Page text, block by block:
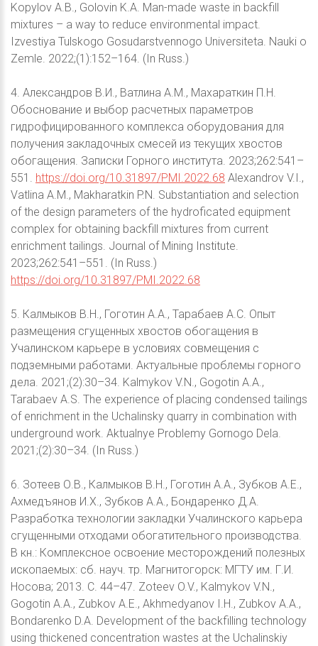
Kopylov A.B., Golovin K.A. Man-made waste in backfill
mixtures – a way to reduce environmental impact.
Izvestiya Tulskogo Gosudarstvennogo Universiteta. Nauki o
Zemle. 2022;(1):152–164. (In Russ.)
4. Александров В.И., Ватлина А.М., Махараткин П.Н.
Обоснование и выбор расчетных параметров
гидрофицированного комплекса оборудования для
получения закладочных смесей из текущих хвостов
обогащения. Записки Горного института. 2023;262:541–
551. https://doi.org/10.31897/PMI.2022.68 Alexandrov V.I.,
Vatlina A.M., Makharatkin P.N. Substantiation and selection
of the design parameters of the hydroficated equipment
complex for obtaining backfill mixtures from current
enrichment tailings. Journal of Mining Institute.
2023;262:541–551. (In Russ.)
https://doi.org/10.31897/PMI.2022.68
5. Калмыков В.Н., Гоготин А.А., Тарабаев А.С. Опыт
размещения сгущенных хвостов обогащения в
Учалинском карьере в условиях совмещения с
подземными работами. Актуальные проблемы горного
дела. 2021;(2):30–34. Kalmykov V.N., Gogotin A.A.,
Tarabaev A.S. The experience of placing condensed tailings
of enrichment in the Uchalinsky quarry in combination with
underground work. Aktualnye Problemy Gornogo Dela.
2021;(2):30–34. (In Russ.)
6. Зотеев О.В., Калмыков В.Н., Гоготин А.А., Зубков А.Е.,
Ахмедъянов И.Х., Зубков А.А., Бондаренко Д.А.
Разработка технологии закладки Учалинского карьера
сгущенными отходами обогатительного производства.
В кн.: Комплексное освоение месторождений полезных
ископаемых: сб. науч. тр. Магнитогорск: МГТУ им. Г.И.
Носова; 2013. С. 44–47. Zoteev O.V., Kalmykov V.N.,
Gogotin A.A., Zubkov A.E., Akhmedyanov I.H., Zubkov A.A.,
Bondarenko D.A. Development of the backfilling technology
using thickened concentration wastes at the Uchalinskiy